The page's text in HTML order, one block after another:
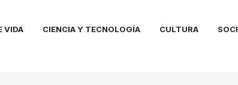
VIDA CIENCIA Y TECNOLOGÍA CULTURA